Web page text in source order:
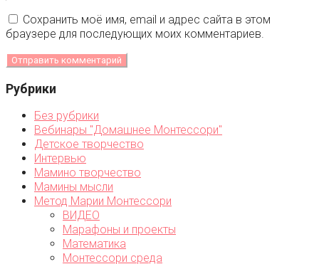
Сохранить моё имя, email и адрес сайта в этом
браузере для последующих моих комментариев.
Рубрики
Без рубрики
Вебинары "Домашнее Монтессори"
Детское творчество
Интервью
Мамино творчество
Мамины мысли
Метод Марии Монтессори
ВИДЕО
Марафоны и проекты
Математика
Монтессори среда